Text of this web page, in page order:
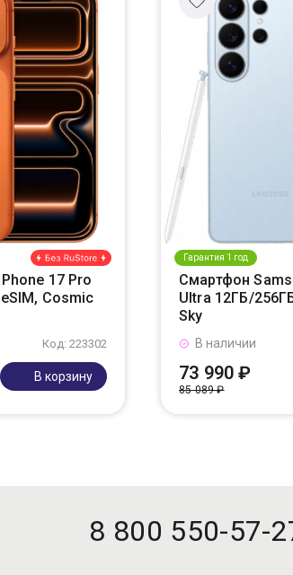
17 Pro
Cosmic
Код: 223302
В корзину
Гарантия 1 год
Смартфон
Ultra 12ГБ/
Sky
В наличии
73 990 ₽
85 089 ₽
8 800 550-57-